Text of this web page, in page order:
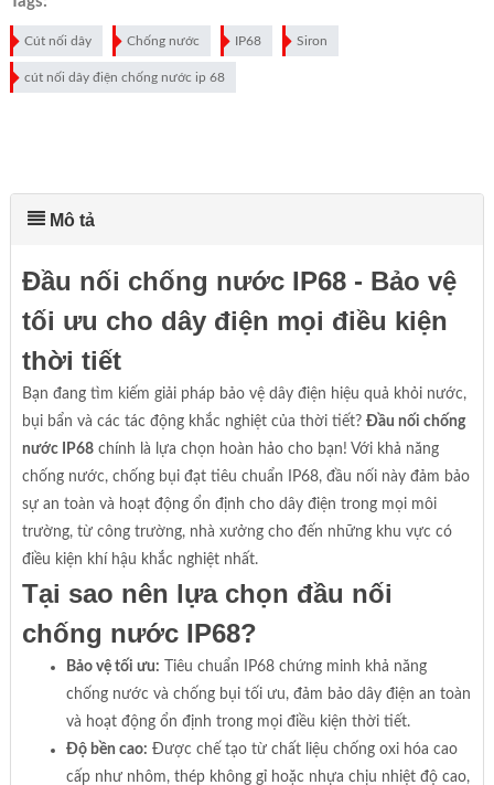
Cút nối dây Chống nước IP68 Siron
cút nối dây điện chống nước ip 68
Mô tả
Đầu nối chống nước IP68 - Bảo vệ
tối ưu cho dây điện mọi điều kiện
thời tiết
Bạn đang tìm kiếm giải pháp bảo vệ dây điện hiệu quả khỏi nước,
bụi bẩn và các tác động khắc nghiệt của thời tiết? Đầu nối chống
nước IP68chính là lựa chọn hoàn hảo cho bạn! Với khả năng
chống nước, chống bụi đạt tiêu chuẩn IP68, đầu nối này đảm bảo
sự an toàn và hoạt động ổn định cho dây điện trong mọi môi
trường, từ công trường, nhà xưởng cho đến những khu vực có
điều kiện khí hậu khắc nghiệt nhất.
Tại sao nên lựa chọn đầu nối
chống nước IP68?
Bảo vệ tối ưu: Tiêu chuẩn IP68 chứng minh khả năng
chống nước và chống bụi tối ưu, đảm bảo dây điện an toàn
và hoạt động ổn định trong mọi điều kiện thời tiết.
Độ bền cao: Được chế tạo từ chất liệu chống oxi hóa cao
cấp như nhôm, thép không gỉ hoặc nhựa chịu nhiệt độ cao,